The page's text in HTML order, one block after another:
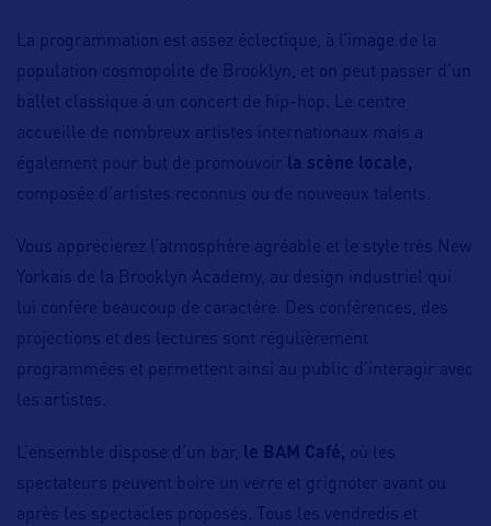
La programmation est assez éclectique, à l’image de la
population cosmopolite de Brooklyn, et on peut passer d’un
ballet classique à un concert de hip-hop. Le centre
accueille de nombreux artistes internationaux mais a
également pour but de promouvoir
la scène locale,
composée d’artistes reconnus ou de nouveaux talents.
Vous apprécierez l’atmosphère agréable et le style très New
Yorkais de la Brooklyn Academy, au design industriel qui
lui confère beaucoup de caractère. Des conférences, des
projections et des lectures sont régulièrement
programmées et permettent ainsi au public d’interagir avec
les artistes.
L’ensemble dispose d’un bar, le BAM Café, où les
spectateurs peuvent boire un verre et grignoter avant ou
après les spectacles proposés. Tous les vendredis et